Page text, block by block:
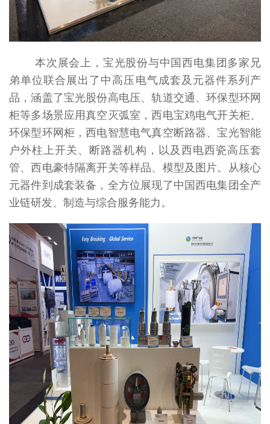
本次展会上，宝光股份与中国西电集团多家兄
弟单位联合展出了中高压电气成套及元器件系列产
品，涵盖了宝光股份高电压、轨道交通、环保型环网
柜等多场景应用真空灭弧室，西电宝鸡电气开关柜、
环保型环网柜，西电智慧电气真空断路器、宝光智能
户外柱上开关、断路器机构，以及西电西瓷高压套
管、西电豪特隔离开关等样品、模型及图片。从核心
元器件到成套装备，全方位展现了中国西电集团全产
业链研发、制造与综合服务能力。